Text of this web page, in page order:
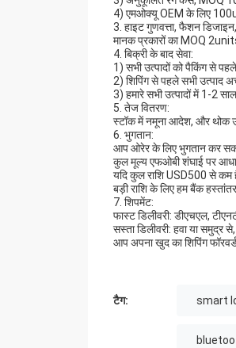
4) एमओक्यू OEM के लिए
3. हाइट गुणवत्ता, फैशन
मानक प्रकारों का MOQ
4. बिक्री के बाद सेवा:
1) सभी उत्पादों को पैकिंग से
2) शिपिंग से पहले सभी उत्पाद
3) हमारे सभी उत्पादों में 1-2
5. तेज वितरण:
स्टॉक में नमूना आदेश, और थोक
6. भुगतान:
आप ओरेर के लिए भुगतान कर
कुल मूल्य एफओबी शंघाई पर
यदि कुल राशि USD500 से कम
बड़ी राशि के लिए हम बैंक
7. शिपमेंट:
फास्ट डिलीवरी: डीएचएल,
सस्ता डिलीवरी: हवा या समुद्र
आप अपना खुद का शिपिंग
टैग: smart